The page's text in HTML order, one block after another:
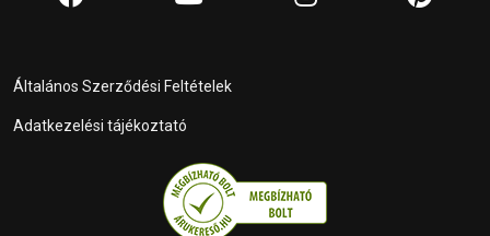
Általános Szerződési Feltételek
Adatkezelési tájékoztató